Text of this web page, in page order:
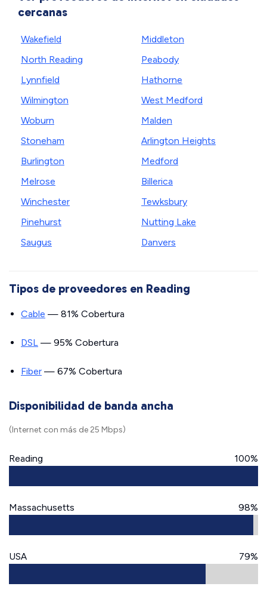
cercanas
Wakefield
North Reading
Lynnfield
Wilmington
Woburn
Stoneham
Burlington
Melrose
Winchester
Pinehurst
Saugus
Middleton
Peabody
Hathorne
West Medford
Malden
Arlington Heights
Medford
Billerica
Tewksbury
Nutting Lake
Danvers
Tipos de proveedores en Reading
Cable — 81% Cobertura
DSL — 95% Cobertura
Fiber — 67% Cobertura
Disponibilidad de banda ancha
(Internet con más de 25 Mbps)
Reading 100%
Massachusetts 98%
USA 79%